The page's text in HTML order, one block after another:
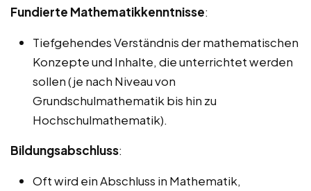
Fundierte Mathematikkenntnisse:
Tiefgehendes Verständnis der mathematischen
Konzepte und Inhalte, die unterrichtet werden
sollen (je nach Niveau von
Grundschulmathematik bis hin zu
Hochschulmathematik).
Bildungsabschluss:
Oft wird ein Abschluss in Mathematik,